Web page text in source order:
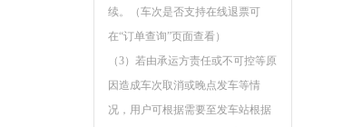
续。（车次是否支持在线退票可
在“订单查询”页面查看）
（3）若由承运方责任或不可控等原
因造成车次取消或晚点发车等情
况，用户可根据需要至发车站根据